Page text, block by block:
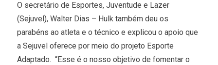
O secretário de Esportes, Juventude e Lazer
(Sejuvel), Walter Dias – Hulk também deu os
parabéns ao atleta e o técnico e explicou o apoio que
a Sejuvel oferece por meio do projeto Esporte
Adaptado. “Esse é o nosso objetivo de fomentar o